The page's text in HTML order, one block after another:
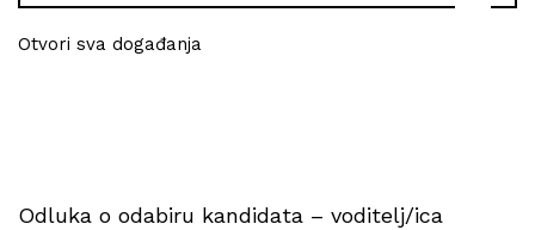
Otvori sva događanja
Odluka o odabiru kandidata – voditelj/ica